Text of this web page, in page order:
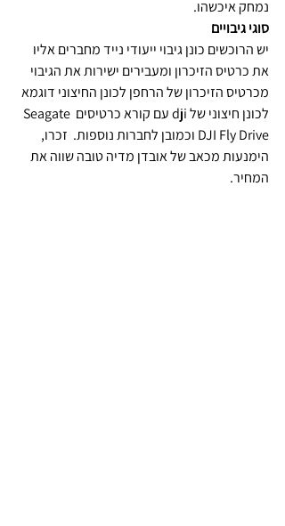
נמחק איכשהו.
סוגי גיבויים
יש הרוכשים כונן גיבוי ייעודי נייד מחברים אליו
את כרטיס הזיכרון ומעבירים ישירות את הגיבוי
מכרטיס הזיכרון של הרחפן לכונן החיצוני דוגמא
לכונן חיצוני של dji עם קורא כרטיסים Seagate
DJI Fly Drive וכמובן לחברות נוספות.  זכרו,
הימנעות מכאב של אובדן מדיה טובה שווה את
המחיר.